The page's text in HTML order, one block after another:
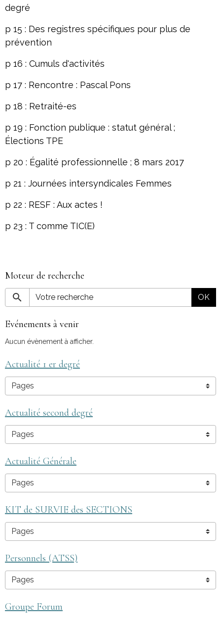
degré
p 15 : Des registres spécifiques pour plus de
prévention
p 16 : Cumuls d'activités
p 17 : Rencontre : Pascal Pons
p 18 : Retraité-es
p 19 : Fonction publique : statut général ;
Élections TPE
p 20 : Égalité professionnelle ; 8 mars 2017
p 21 : Journées intersyndicales Femmes
p 22 : RESF : Aux actes !
p 23 : T comme TIC(E)
Moteur de recherche
OK
Evénements à venir
Aucun évènement à afficher.
Actualité 1 er degré
Actualité second degré
Actualité Générale
KIT de SURVIE des SECTIONS
Personnels (ATSS)
Groupe Forum